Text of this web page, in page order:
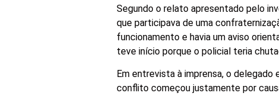
Segundo o relato apresentado pelo
que participava de uma
funcionamento e havia um aviso
teve início porque o policial teria
Em entrevista à imprensa, o
conflito começou justamente por